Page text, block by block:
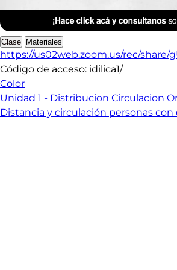
Clase 2
Clase Materiales
https://us02web.zoom.us/rec/share/
Código de acceso: idilica1/
Color
Unidad 1 - Distribucion Circulacion
Distancia y circulación personas